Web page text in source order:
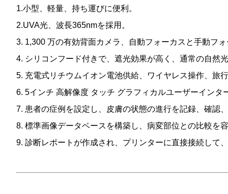
1.小型、軽量、持ち運びに便利。
2.UVA光、波長365nmを採用。
3. 1,300 万の有効背面カメラ、自動フォーカスと手動フ
4. シリコンフード付きで、遮光効果が高く、通常の自然
5. 充電式リチウムイオン電池供給、ワイヤレス操作、旅
6. 5インチ 高解像度 タッチ グラフィカルユーザーイン
7. 患者の症例を設定し、皮膚の状態の進行を記録、確認
8. 標準画像データベースを構築し、病変部位との比較を
9. 診断レポートが作成され、プリンターに直接接続して